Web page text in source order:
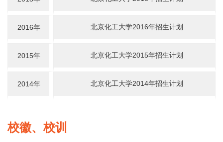
2016年 北京化工大学2016年招生计划
2015年 北京化工大学2015年招生计划
2014年 北京化工大学2014年招生计划
校徽、校训